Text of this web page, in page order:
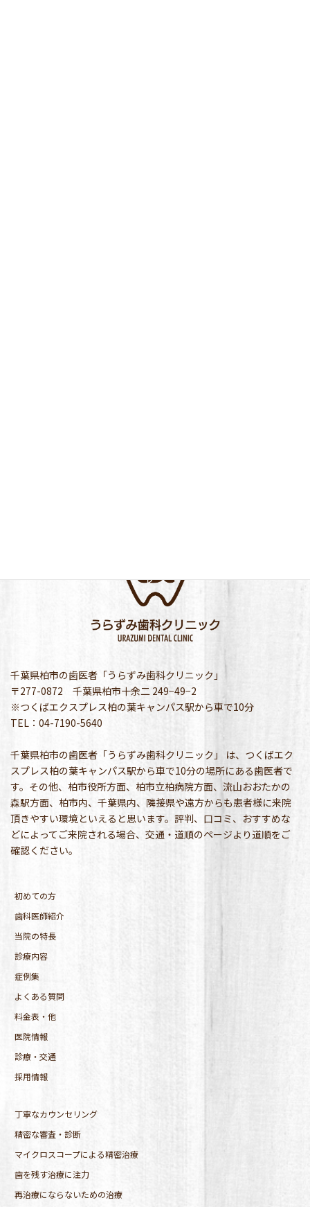
千葉県柏市の歯医者「うらずみ歯科クリニック」
〒277-0872 千葉県柏市十余二 249−49−2
※つくばエクスプレス柏の葉キャンパス駅から車で10分
TEL：04-7190-5640
千葉県柏市の歯医者「うらずみ歯科クリニック」 は、つくばエク
スプレス柏の葉キャンパス駅から車で10分の場所にある歯医者で
す。その他、柏市役所方面、柏市立柏病院方面、流山おおたかの
森駅方面、柏市内、千葉県内、隣接県や遠方からも患者様に来院
頂きやすい環境といえると思います。評判、口コミ、おすすめな
どによってご来院される場合、交通・道順のページより道順をご
確認ください。
初めての方
歯科医師紹介
当院の特長
診療内容
症例集
よくある質問
料金表・他
医院情報
診療・交通
採用情報
丁寧なカウンセリング
精密な審査・診断
マイクロスコープによる精密治療
歯を残す治療に注力
再治療にならないための治療